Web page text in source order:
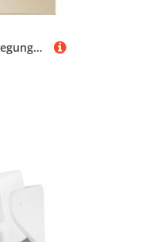
LED-Nachtlicht mit Bewegungsmelder, Warmes, Sanftes Licht, Induktionslampe für Nachttisch, Flur, ABS-Material (GOLD)